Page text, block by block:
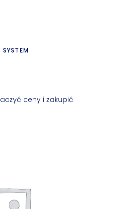
dalej
SYSTEM
ceny i zakupić